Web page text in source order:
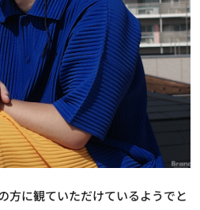
方に観ていただけているようでと